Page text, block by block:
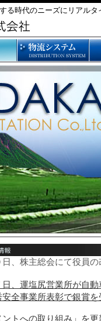
る時代のニーズにリアル